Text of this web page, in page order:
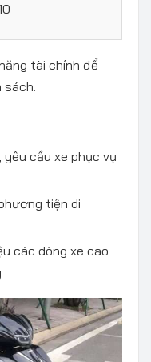
tài chính để
sách.
cầu xe phục vụ
tiện di
các dòng xe cao